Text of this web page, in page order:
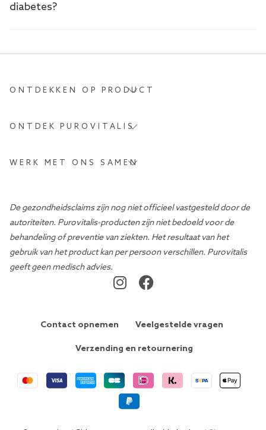
diabetes?
ONTDEKKEN OP PRODUCT
ONTDEK PUROVITALIS
WERK MET ONS SAMEN
De gezondheidsclaims zijn nog niet officieel vastgesteld door de
autoriteiten. Purovitalis-producten zijn niet bedoeld voor de
behandeling of preventie van ziekten. Het resultaat van het
gebruik van het product kan per persoon verschillen. Purovitalis
geeft geen medisch advies.
Contact opnemen Veelgestelde vragen
Verzending en retournering